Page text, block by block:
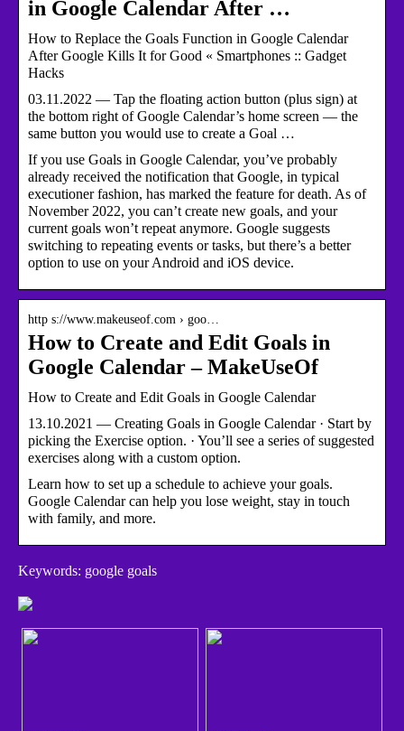
in Google Calendar After …
How to Replace the Goals Function in Google Calendar
After Google Kills It for Good « Smartphones :: Gadget
Hacks
03.11.2022 — Tap the floating action button (plus sign) at
the bottom right of Google Calendar’s home screen — the
same button you would use to create a Goal …
If you use Goals in Google Calendar, you’ve probably
already received the notification that Google, in typical
executioner fashion, has marked the feature for death. As of
November 2022, you can’t create new goals, and your
current goals won’t repeat anymore. Google suggests
switching to repeating events or tasks, but there’s a better
option to use on your Android and iOS device.
http s://www.makeuseof.com › goo…
How to Create and Edit Goals in
Google Calendar – MakeUseOf
How to Create and Edit Goals in Google Calendar
13.10.2021 — Creating Goals in Google Calendar · Start by
picking the Exercise option. · You’ll see a series of suggested
exercises along with a custom option.
Learn how to set up a schedule to achieve your goals.
Google Calendar can help you lose weight, stay in touch
with family, and more.
Keywords: google goals